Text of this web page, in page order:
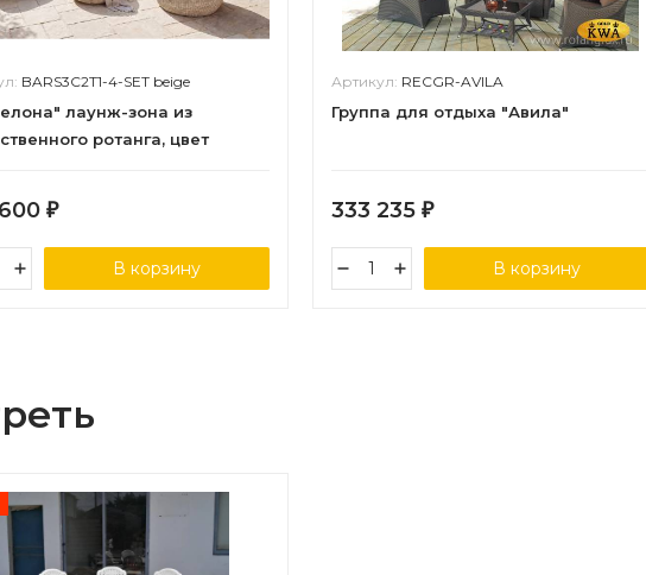
BARS3C2T1-4-SET beige
лаунж-зона из
ротанга, цвет
₽
В корзину
Артикул: RECGR-AVILA
Группа для отдыха "Авила"
333 235 ₽
В корзину